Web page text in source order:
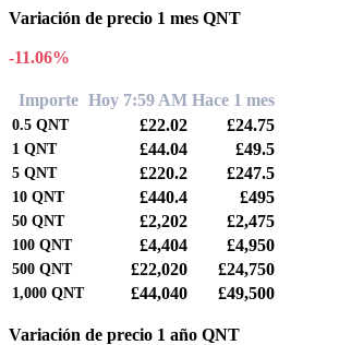
Variación de precio 1 mes QNT
-11.06%
Importe Hoy 7:59 AM Hace 1 mes
0.5 QNT £22.02 £24.75
1 QNT £44.04 £49.5
5 QNT £220.2 £247.5
10 QNT £440.4 £495
50 QNT £2,202 £2,475
100 QNT £4,404 £4,950
500 QNT £22,020 £24,750
1,000 QNT £44,040 £49,500
Variación de precio 1 año QNT